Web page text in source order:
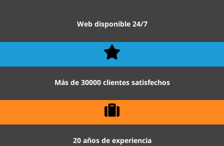
Web disponible 24/7
Más de 30000 clientes satisfechos
20 años de experiencia